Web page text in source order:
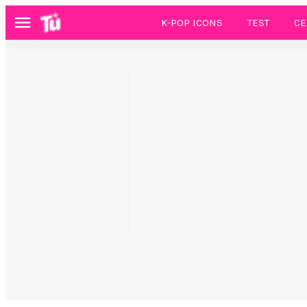
Menú K-POP ICONS TEST